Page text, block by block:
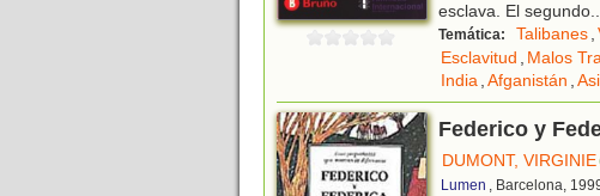
esclava. El segundo
Temática: Talibanes,
Esclavitud , Malos
India,Afganistán ,
Federico y
DUMONT, VIRGINIE
Lumen , Barcelona,